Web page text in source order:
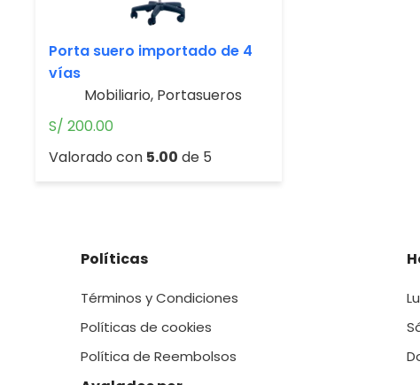
Porta suero importado de 4
vías
Mobiliario, Portasueros
S/ 200.00
Valorado con 5.00 de 5
Políticas
Términos y Condiciones
Políticas de cookies
Política de Reembolsos